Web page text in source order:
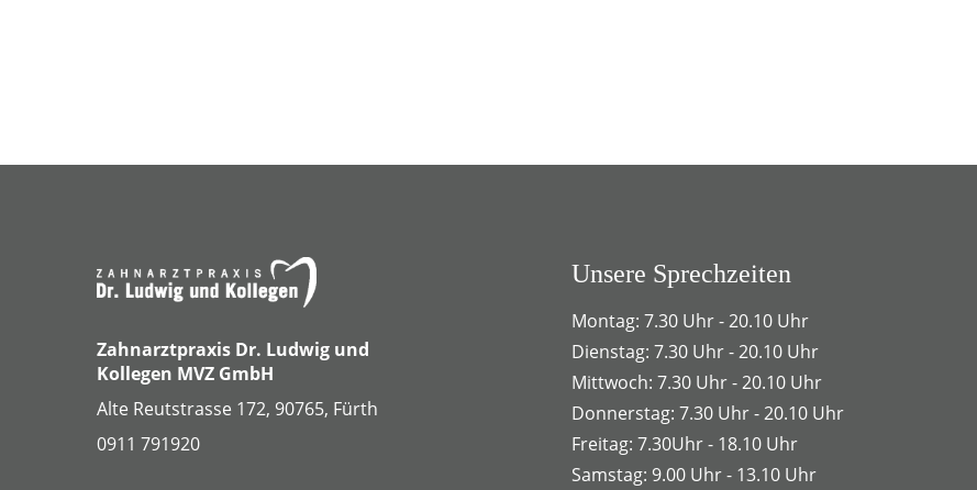
Zahnarztpraxis Dr. Ludwig und
Kollegen MVZ GmbH
Alte Reutstrasse 172, 90765, Fürth
0911 791920
Unsere Sprechzeiten
Montag: 7.30 Uhr - 20.10 Uhr
Dienstag: 7.30 Uhr - 20.10 Uhr
Mittwoch: 7.30 Uhr - 20.10 Uhr
Donnerstag: 7.30 Uhr - 20.10 Uhr
Freitag: 7.30Uhr - 18.10 Uhr
Samstag: 9.00 Uhr - 13.10 Uhr